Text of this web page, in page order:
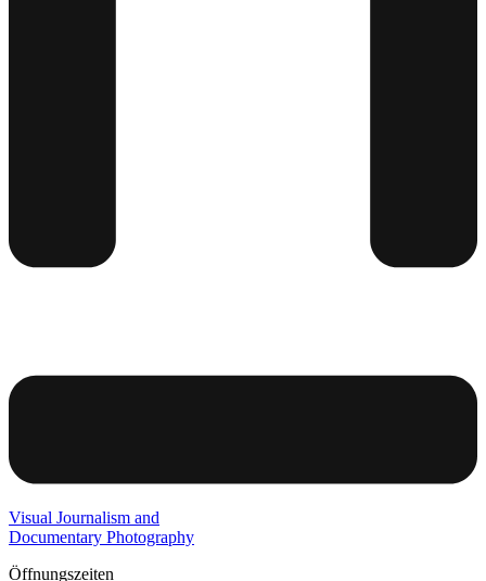
Visual Journalism and
Documentary Photography
Öffnungszeiten